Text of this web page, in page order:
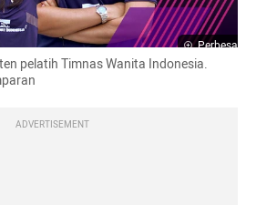
Perbesar
pelatih Timnas Wanita Indonesia.
ADVERTISEMENT